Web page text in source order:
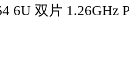
6U 双片 1.26GHz